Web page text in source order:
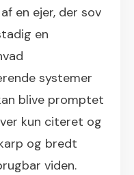
en ejer, der sov
en
systemer
blive promptet
kun citeret og
og bredt
viden.